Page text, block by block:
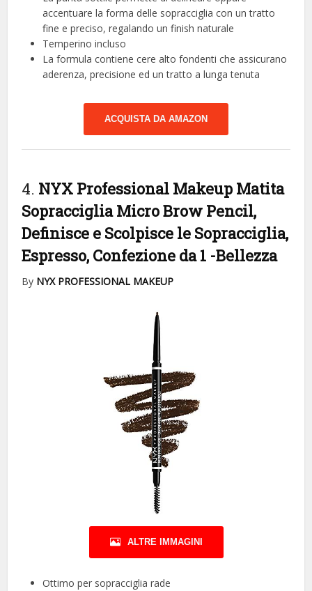
accentuare la forma delle sopracciglia con un tratto
fine e preciso, regalando un finish naturale
Temperino incluso
La formula contiene cere alto fondenti che assicurano
aderenza, precisione ed un tratto a lunga tenuta
ACQUISTA DA AMAZON
4. NYX Professional Makeup Matita
Sopracciglia Micro Brow Pencil,
Definisce e Scolpisce le Sopracciglia,
Espresso, Confezione da 1 -Bellezza
By NYX PROFESSIONAL MAKEUP
ALTRE IMMAGINI
Ottimo per sopracciglia rade